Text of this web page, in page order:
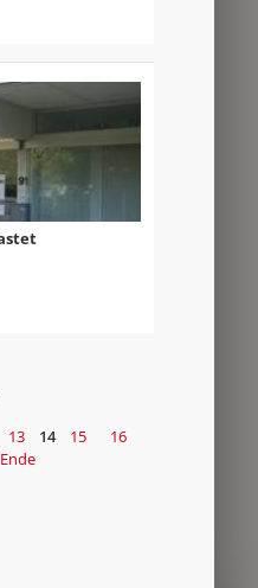
13 14 15
16
Ende